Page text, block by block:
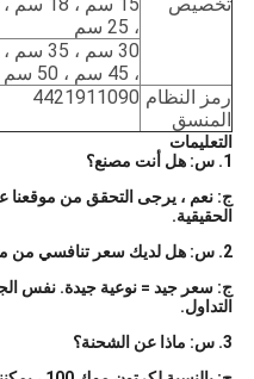
، 25 سم
، 45 سم ، 50 سم
رمز النظام
المنسق
4421911090
التعليمات
1. س: هل أنت مصنع؟
ج: نعم ، يرجى التحقق من موقعنا
الحقيقية.
2. س: هل لديك سعر تنافسي من مورد آخر؟
ج: سعر جيد = نوعية جيدة. نفس
التداول.
3. س: ماذا عن الشحنة؟